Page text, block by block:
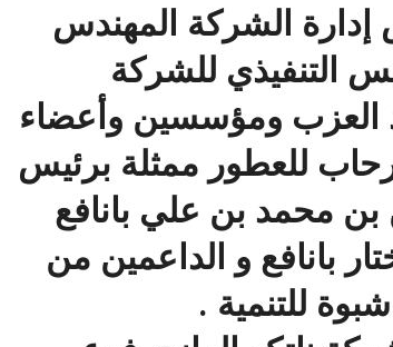
الشركة المهندس
التنفيذي للشركة
العزب ومؤسسين وأعضاء
للعطور ممثلة برئيس
بن محمد بن علي بانافع
بانافع و الداعمين من
للتنمية .